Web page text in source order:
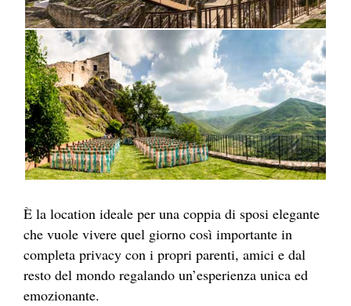
È la location ideale per una coppia di sposi elegante
che vuole vivere quel giorno così importante in
completa privacy con i propri parenti, amici e dal
resto del mondo regalando un’esperienza unica ed
emozionante.